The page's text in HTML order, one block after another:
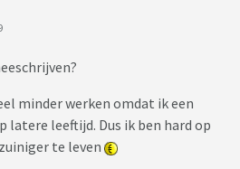
minder werken omdat ik een
latere leeftijd. Dus ik ben hard op
te leven